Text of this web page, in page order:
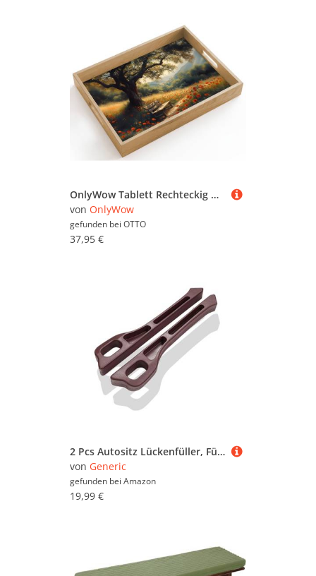
OnlyWow Tablett Rechteckig mit Henkel Bank - Baum - Mohnblumen - Hügel, Eichenholz, (1-tlg), Siervierplatte, Tray, Frühstücksbrett
von OnlyWow
gefunden bei OTTO
37,95 €
2 Pcs Autositz Lückenfüller, Für Citroen C5 Aircross 2000-2024 Auslaufsicherer Lückenfüllstreifen Verhindert das Fallenlassen von Handy Schlüsseln Karten,B
von Generic
gefunden bei Amazon
19,99 €